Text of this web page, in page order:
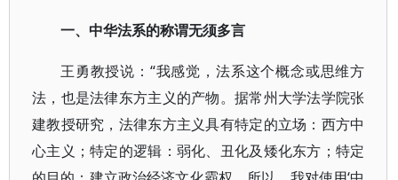
一、中华法系的称谓无须多言
王勇教授说：“我感觉，法系这个概念或思维方
法，也是法律东方主义的产物。据常州大学法学院张
建教授研究，法律东方主义具有特定的立场：西方中
心主义；特定的逻辑：弱化、丑化及矮化东方；特定